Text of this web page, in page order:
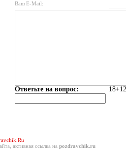
Ваш E-Mail:
Ответьте на вопрос:
активная ссылка на pozdravchik.ru